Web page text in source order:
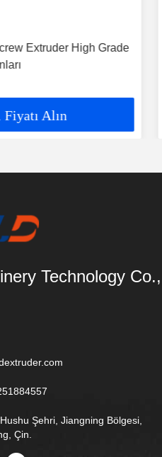
Extruder High Grade
Alın
Technology Co.,
Şehri, Jiangning Bölgesi,
Çin.